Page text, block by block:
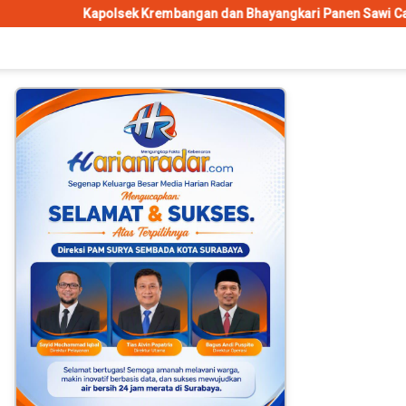
Krembangan dan Bhayangkari Panen Sawi Caisim, Dorong